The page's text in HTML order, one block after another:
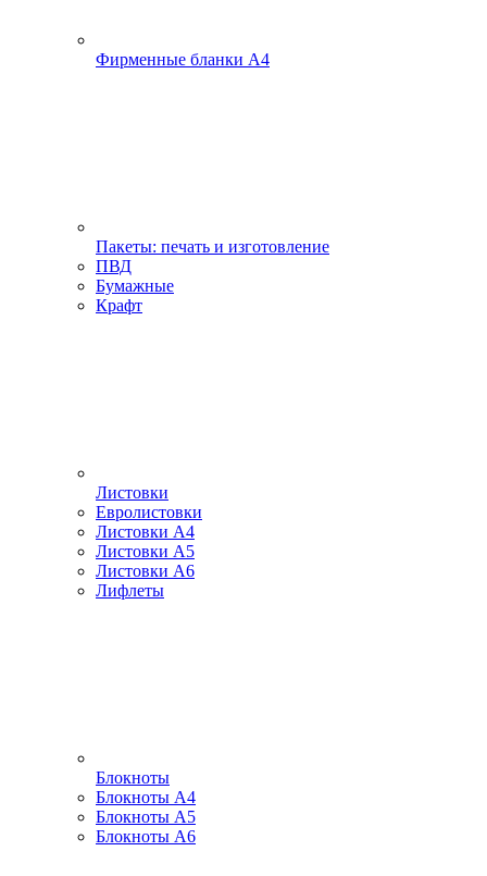
Фирменные бланки А4
Пакеты: печать и изготовление
ПВД
Бумажные
Крафт
Листовки
Евролистовки
Листовки А4
Листовки А5
Листовки А6
Лифлеты
Блокноты
Блокноты А4
Блокноты А5
Блокноты А6